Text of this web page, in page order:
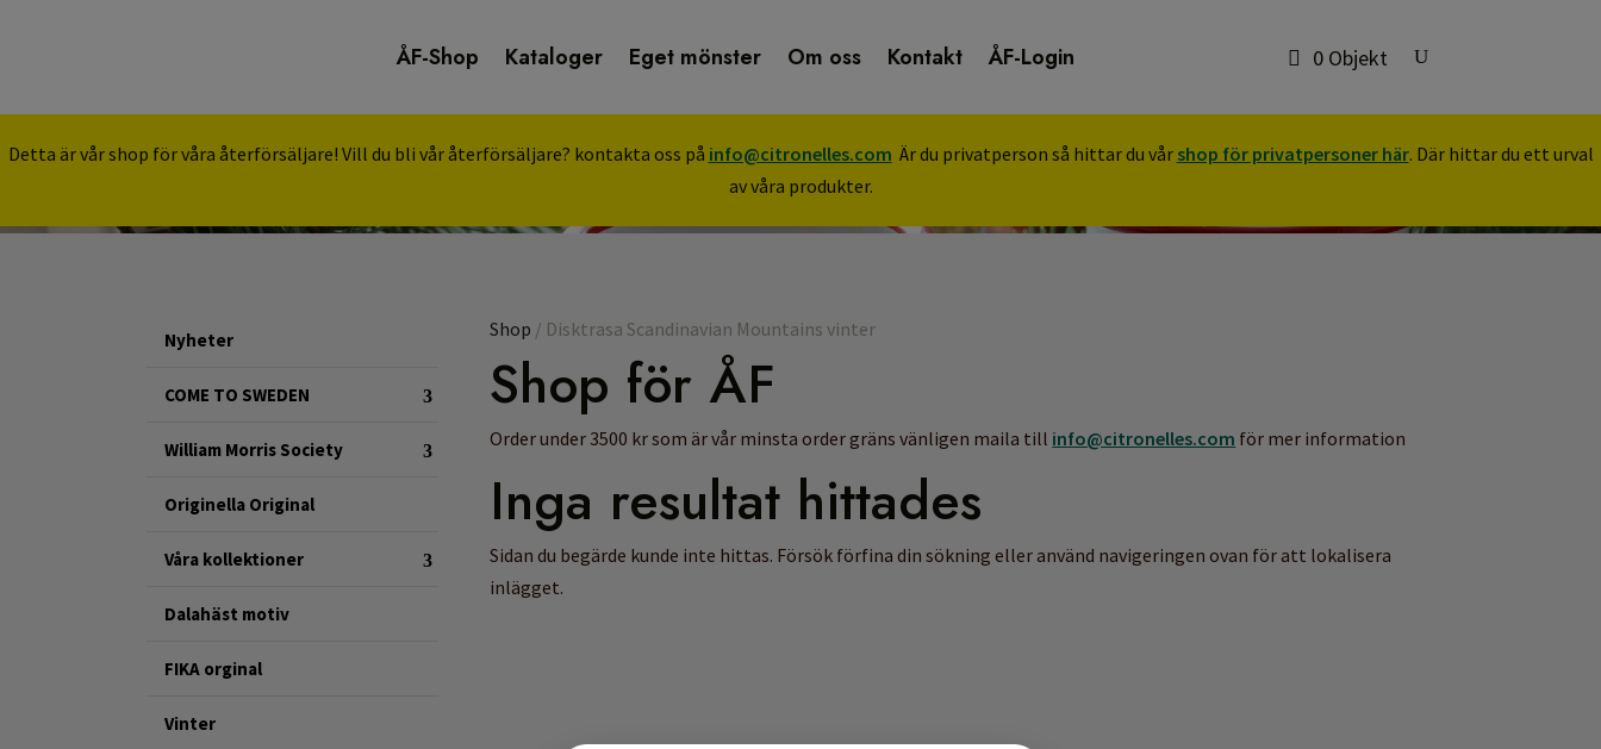
ÅF-Shop Kataloger Eget mönster Om oss Kontakt ÅF-Login 0 Objekt
Detta är vår shop för våra återförsäljare! Vill du bli vår återförsäljare? kontakta oss på info@citronelles.com Är du privatperson så hittar du vår shop för privatpersoner här. Där hittar du ett urval
av våra produkter.
Nyheter
COME TO SWEDEN
William Morris Society
Originella Original
Våra kollektioner
Dalahäst motiv
FIKA orginal
Vinter
Shop / Disktrasa Scandinavian Mountains vinter
Shop för ÅF
Order under 3500 kr som är vår minsta order gräns vänligen maila till info@citronelles.com för mer information
Inga resultat hittades
Sidan du begärde kunde inte hittas. Försök förfina din sökning eller använd navigeringen ovan för att lokalisera
inlägget.